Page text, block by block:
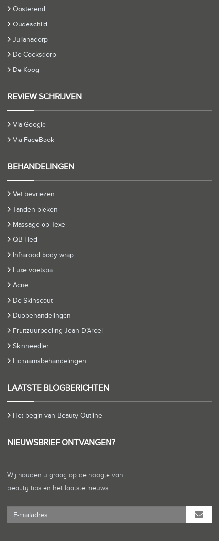
Oosterend
Oudeschild
Julianadorp
De Cocksdorp
De Koog
REVIEW SCHRIJVEN
Via Google
Via FaceBook
BEHANDELINGEN
Vet bevriezen
Tanden bleken
Massage op Texel
QB Hed
Infrarood body wrap
Luxe voetspa
Acne
De Skinscout
Duobehandelingen
Fruitzuurpeeling Jean D’Arcel
Skinneedler
Lichaamsbehandelingen
LAATSTE BLOGBERICHTEN
Het begin van Beauty Outline
NIEUWSBRIEF ONTVANGEN?
Wij houden u graag op de hoogte van
beauty tips en het laatste nieuws!